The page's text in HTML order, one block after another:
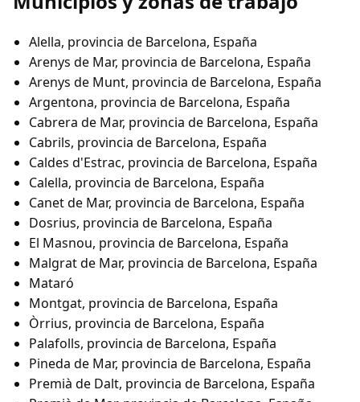
Alella, provincia de Barcelona, España
Arenys de Mar, provincia de Barcelona, España
Arenys de Munt, provincia de Barcelona, España
Argentona, provincia de Barcelona, España
Cabrera de Mar, provincia de Barcelona, España
Cabrils, provincia de Barcelona, España
Caldes d'Estrac, provincia de Barcelona, España
Calella, provincia de Barcelona, España
Canet de Mar, provincia de Barcelona, España
Dosrius, provincia de Barcelona, España
El Masnou, provincia de Barcelona, España
Malgrat de Mar, provincia de Barcelona, España
Mataró
Montgat, provincia de Barcelona, España
Òrrius, provincia de Barcelona, España
Palafolls, provincia de Barcelona, España
Pineda de Mar, provincia de Barcelona, España
Premià de Dalt, provincia de Barcelona, España